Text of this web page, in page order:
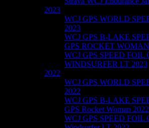
2023
WCJ GPS WORLD
2023
WCJ GPS B-LAKE
GPS ROCKET
WCJ GPS SPEED FOIL
WINDSURFER LT 2023
2022
WCJ GPS WORLD
2022
WCJ GPS B-LAKE
GPS Rocket Woman 2022
WCJ GPS SPEED FOIL